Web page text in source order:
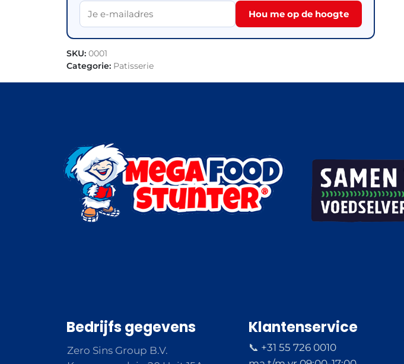
Hou me op de hoogte
SKU: 0001
Categorie: Patisserie
Bedrijfs gegevens
Zero Sins Group B.V.
Klantenservice
📞 +31 55 726 0010